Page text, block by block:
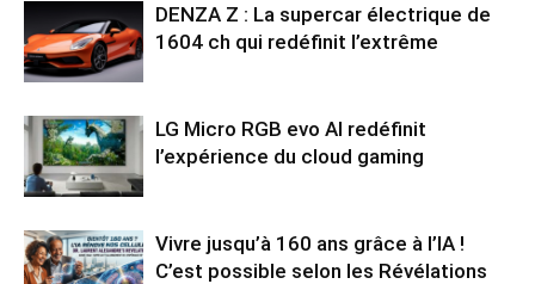
DENZA Z : La supercar électrique de
1604 ch qui redéfinit l’extrême
LG Micro RGB evo AI redéfinit
l’expérience du cloud gaming
Vivre jusqu’à 160 ans grâce à l’IA !
C’est possible selon les Révélations